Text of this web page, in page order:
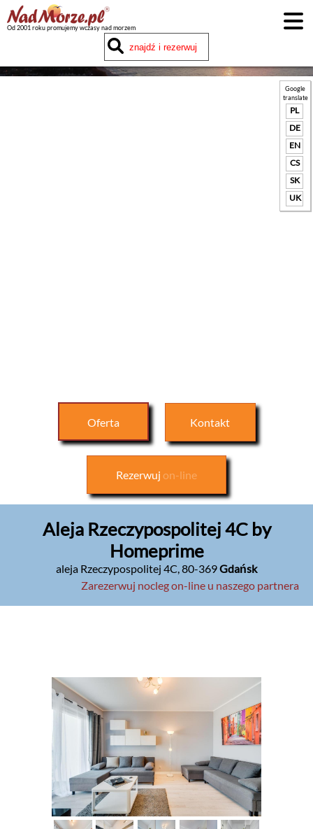
Od 2001 roku promujemy wczasy nad morzem
Google
translate
PL
DE
EN
CS
SK
UK
Oferta Kontakt
Rezerwuj on-line
Aleja Rzeczypospolitej 4C by
Homeprime
aleja Rzeczypospolitej 4C,80-369Gdańsk
Zarezerwuj nocleg on-line u naszego partnera